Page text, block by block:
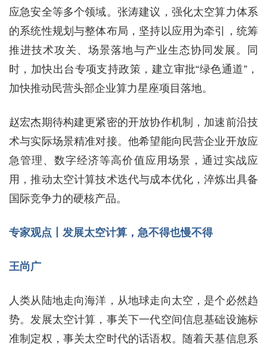
应急安全等多个领域。张涛建议，强化太空算力体系
的系统性规划与整体布局，坚持以应用为牵引，统筹
推进技术攻关、场景落地与产业生态协同发展。同
时，加快出台专项支持政策，建立审批“绿色通道”，
加快推动民营头部企业算力星座项目落地。
赵宏杰期待构建更紧密的开放协作机制，加速前沿技
术与实际场景精准对接。他希望能向民营企业开放应
急管理、数字经济等高价值应用场景，通过实战应
用，推动太空计算技术迭代与成本优化，淬炼出具备
国际竞争力的硬核产品。
专家观点丨发展太空计算，急不得也慢不得
王尚广
人类从陆地走向海洋，从地球走向太空，是个必然趋
势。发展太空计算，事关下一代空间信息基础设施标
准制定权，事关太空时代的话语权。随着天基信息系